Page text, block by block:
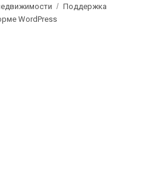
Поддержка
WordPress